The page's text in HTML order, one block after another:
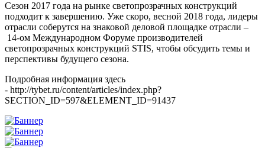
Сезон 2017 года на рынке светопрозрачных конструкций
подходит к завершению. Уже скоро, весной 2018 года, лидеры
отрасли соберутся на знаковой деловой площадке отрасли –
14-ом Международном Форуме производителей
светопрозрачных конструкций STIS, чтобы обсудить темы и
перспективы будущего сезона.
Подробная информация здесь
- http://tybet.ru/content/articles/index.php?
SECTION_ID=597&ELEMENT_ID=91437